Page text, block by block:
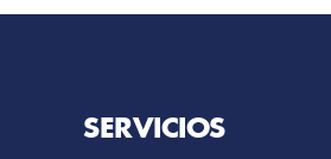
SERVICIOS